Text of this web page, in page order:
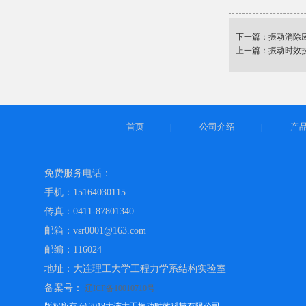
下一篇： 振动消除
上一篇： 振动时效
首页 公司介绍 产
免费服务电话：
手机：15164030115
传真：0411-87801340
邮箱：vsr0001@163.com
邮编：116024
地址：大连理工大学工程力学系结构实验室
备案号：
辽ICP备10010710号